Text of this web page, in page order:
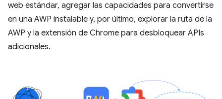
web estándar, agregar las capacidades para convertirse
en una AWP instalable y, por último, explorar la ruta de la
AWP y la extensión de Chrome para desbloquear APIs
adicionales.